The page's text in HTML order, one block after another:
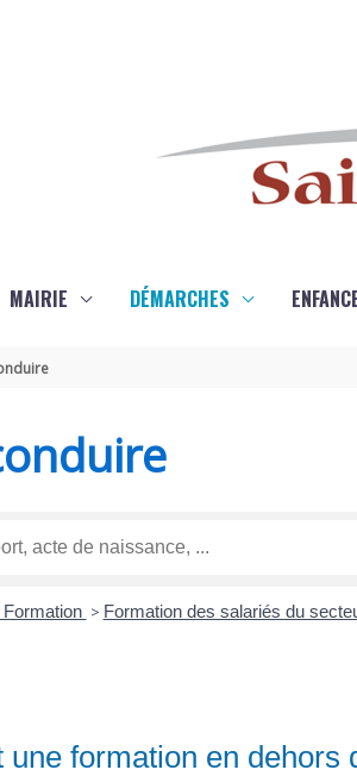
MAIRIE DÉMARCHES
> Formation des salariés du
une formation en